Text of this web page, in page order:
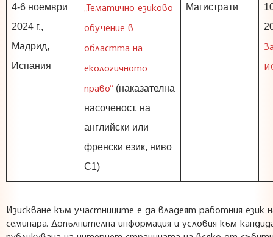
4-6 ноември
2024 г.,
Мадрид,
Испания
„Тематично езиково
обучение в
областта на
екологичното
право“ (наказателна
насоченост, на
английски или
френски език, ниво
C1)
Магистрати
Изискване към участниците е да владеят работния език
семинара. Допълнителна информация и условия към